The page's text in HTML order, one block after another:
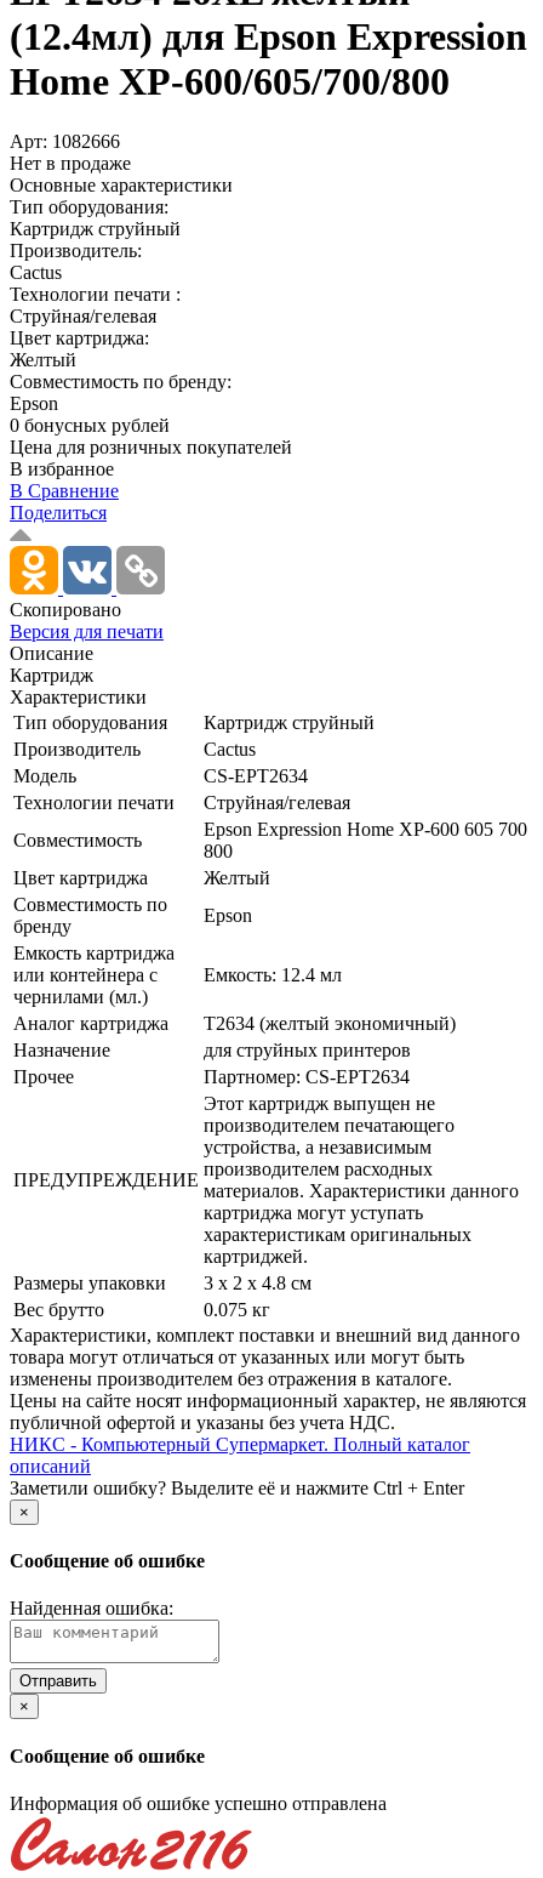
(12.4мл) для Epson Expression
Home XP-600/­605/­700/­800
Арт: 1082666
Нет в продаже
Основные характеристики
Тип оборудования:
Картридж струйный
Производитель:
Cactus
Технологии печати :
Струйная/гелевая
Цвет картриджа:
Желтый
Совместимость по бренду:
Epson
0 бонусных рублей
Цена для розничных покупателей
В избранное
В Сравнение
Поделиться
Скопировано
Версия для печати
Описание
Картридж
Характеристики
Тип оборудования
Картридж струйный
Производитель
Cactus
Модель
CS-EPT2634
Технологии печати
Струйная/­гелевая
Совместимость
Epson Expression Home XP-600 605 700
800
Цвет картриджа
Желтый
Совместимость по
бренду
Epson
Емкость картриджа
или контейнера c
чернилами (мл.)
Емкость: 12.4 мл
Аналог картриджа
T2634 (желтый экономичный)
Назначение
для струйных принтеров
Прочее
Партномер: CS-EPT2634
ПРЕДУПРЕЖДЕНИЕ
Этот картридж выпущен не
производителем печатающего
устройства, а независимым
производителем расходных
материалов. Характеристики данного
картриджа могут уступать
характеристикам оригинальных
картриджей.
Размеры упаковки
3 x 2 x 4.8 см
Вес брутто
0.075 кг
Xарактеристики, комплект поставки и внешний вид данного
товара могут отличаться от указанных или могут быть
изменены производителем без отражения в каталоге.
Цены на сайте носят информационный характер, не являются
публичной офертой и указаны без учета НДС.
НИКС - Компьютерный Cупермаркет. Полный каталог
описаний
Заметили ошибку? Выделите её и нажмите Ctrl + Enter
×
Сообщение об ошибке
Найденная ошибка:
×
Сообщение об ошибке
Информация об ошибке успешно отправлена